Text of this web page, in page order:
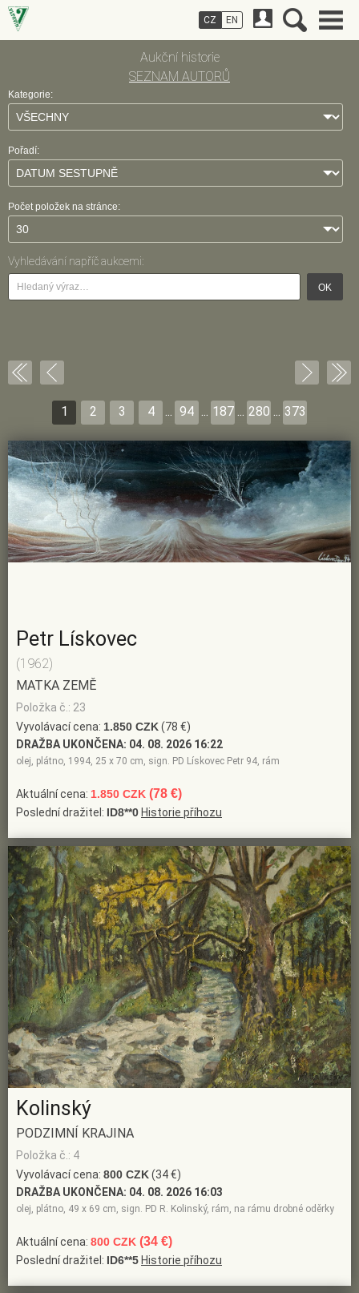
Aukční historie
SEZNAM AUTORŮ
Kategorie:
Pořadí:
Počet položek na stránce:
Vyhledávání napříč aukcemi:
OK
1 2 3 4 ... 94 ... 187 ... 280 ... 373
Petr Lískovec
(1962)
MATKA ZEMĚ
Položka č.: 23
Vyvolávací cena: 1.850 CZK(78 €)
DRAŽBA UKONČENA: 04. 08. 2026 16:22
olej, plátno, 1994, 25 x 70 cm, sign. PD Lískovec Petr 94, rám
Aktuální cena: 1.850 CZK (78 €)
Poslední dražitel: ID8**0 Historie příhozu
Kolinský
PODZIMNÍ KRAJINA
Položka č.: 4
Vyvolávací cena: 800 CZK(34 €)
DRAŽBA UKONČENA: 04. 08. 2026 16:03
olej, plátno, 49 x 69 cm, sign. PD R. Kolinský, rám, na rámu drobné oděrky
Aktuální cena: 800 CZK (34 €)
Poslední dražitel: ID6**5 Historie příhozu
CZ EN